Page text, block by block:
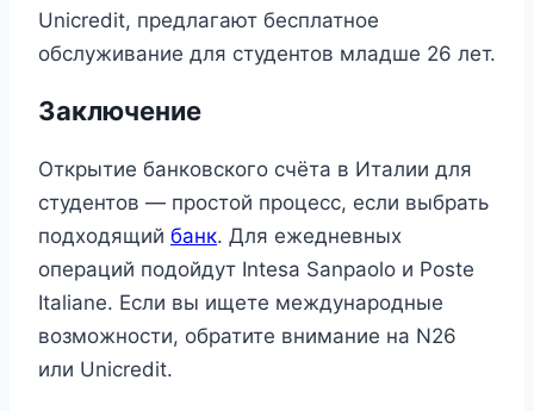
Unicredit, предлагают бесплатное
обслуживание для студентов младше 26 лет.
Заключение
Открытие банковского счёта в Италии для
студентов — простой процесс, если выбрать
подходящий банк. Для ежедневных
операций подойдут Intesa Sanpaolo и Poste
Italiane. Если вы ищете международные
возможности, обратите внимание на N26
или Unicredit.